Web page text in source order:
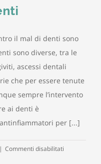
il mal di denti sono
sono diverse, tra le
ascessi dentali
che per essere tenute
sempre l’intervento
ai denti è
per [...]
| Commenti disabilitati